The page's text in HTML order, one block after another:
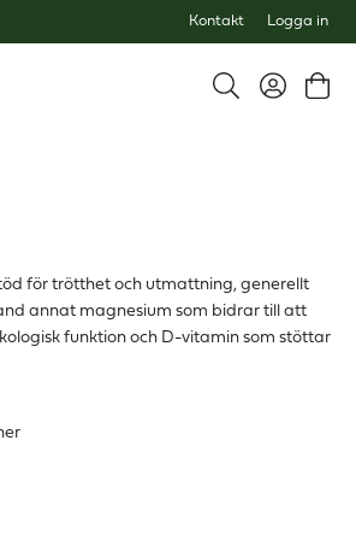
Kontakt Logga in
för trötthet och utmattning, generellt
annat magnesium som bidrar till att
funktion och D-vitamin som stöttar